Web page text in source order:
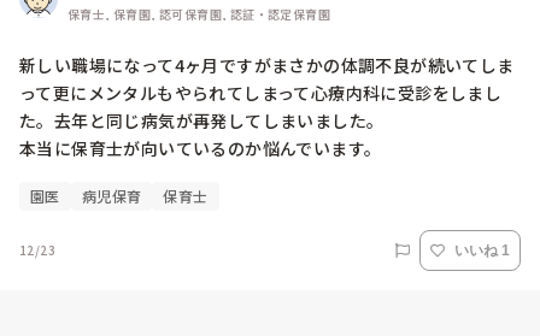
保育士, 保育園, 認可保育園, 認証・認定保育園
新しい職場になって4ヶ月ですがまさかの体調不良が続いてしま
って更にメンタルもやられてしまって心療内科に受診をしまし
た。去年と同じ病気が再発してしまいました。
本当に保育士が向いているのか悩んでいます。
園医 病児保育 保育士
12/23 いいね 1